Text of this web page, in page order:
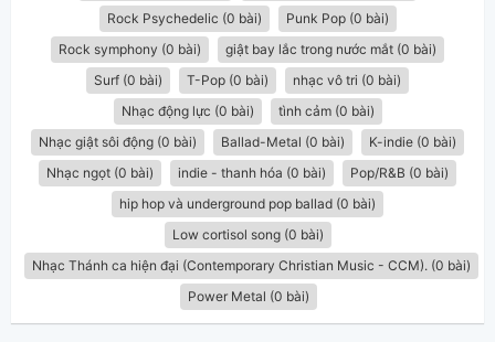
Rock Psychedelic (0 bài)
Punk Pop (0 bài)
Rock symphony (0 bài)
giật bay lắc trong nước mắt (0 bài)
Surf (0 bài)
T-Pop (0 bài)
nhạc vô tri (0 bài)
Nhạc động lực (0 bài)
tình cảm (0 bài)
Nhạc giật sôi động (0 bài)
Ballad-Metal (0 bài)
K-indie (0 bài)
Nhạc ngọt (0 bài)
indie - thanh hóa (0 bài)
Pop/R&B (0 bài)
hip hop và underground pop ballad (0 bài)
Low cortisol song (0 bài)
Nhạc Thánh ca hiện đại (Contemporary Christian Music - CCM). (0 bài)
Power Metal (0 bài)